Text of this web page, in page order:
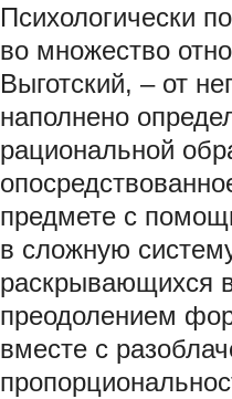
Психологически
во множество
Выготский, – от
наполнено
рациональной
предмете с
в сложную
раскрывающихся
преодолением
вместе с